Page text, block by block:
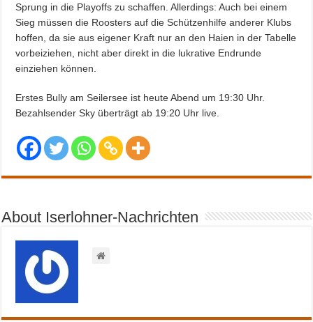
Sprung in die Playoffs zu schaffen. Allerdings: Auch bei einem
Sieg müssen die Roosters auf die Schützenhilfe anderer Klubs
hoffen, da sie aus eigener Kraft nur an den Haien in der Tabelle
vorbeiziehen, nicht aber direkt in die lukrative Endrunde
einziehen können.
Erstes Bully am Seilersee ist heute Abend um 19:30 Uhr.
Bezahlsender Sky überträgt ab 19:20 Uhr live.
About Iserlohner-Nachrichten